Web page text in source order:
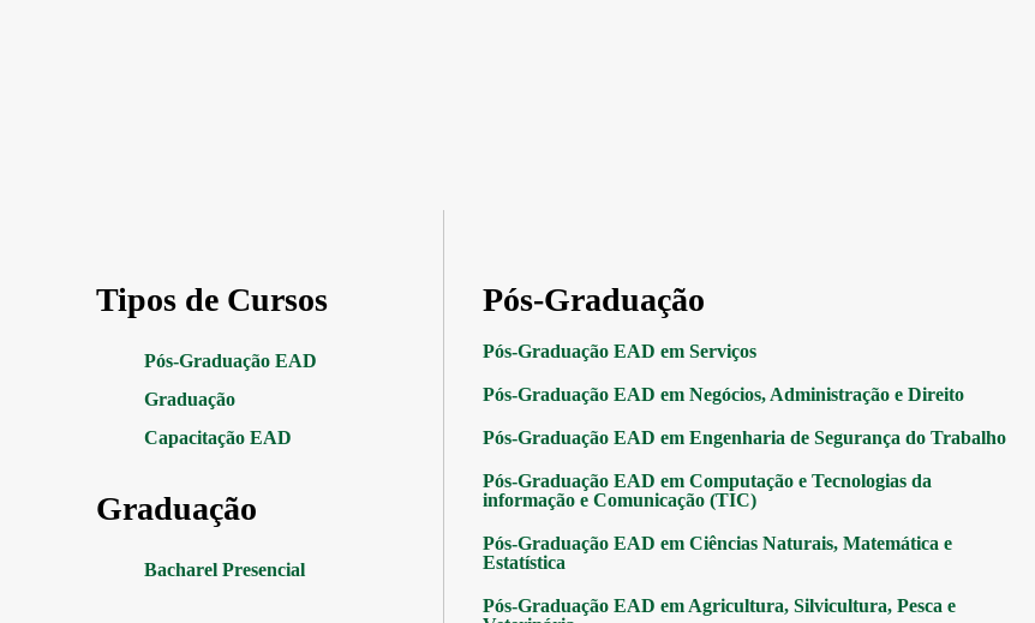
Tipos de Cursos
Pós-Graduação EAD
Graduação
Capacitação EAD
Graduação
Bacharel Presencial
Pós-Graduação
Pós-Graduação EAD em Serviços
Pós-Graduação EAD em Negócios, Administração e Direito
Pós-Graduação EAD em Engenharia de Segurança do Trabalho
Pós-Graduação EAD em Computação e Tecnologias da
informação e Comunicação (TIC)
Pós-Graduação EAD em Ciências Naturais, Matemática e
Estatística
Pós-Graduação EAD em Agricultura, Silvicultura, Pesca e